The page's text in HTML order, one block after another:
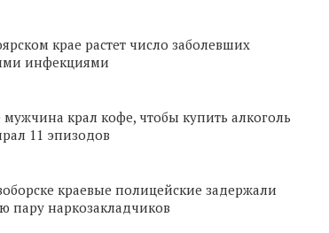
крае растет число заболевших
инфекциями
мужчина крал кофе, чтобы купить алкоголь
11 эпизодов
краевые полицейские задержали
пару наркозакладчиков